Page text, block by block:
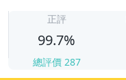
正評
99.7%
總評價 287